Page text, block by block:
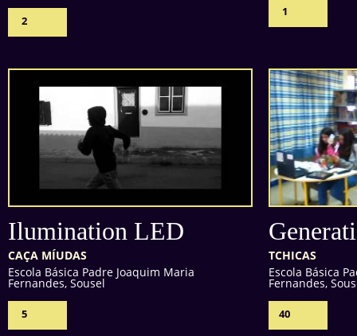
2
1
Ilumination LED
CAÇA MÍUDAS
Escola Básica Padre Joaquim Maria
Fernandes, Sousel
5
TCHICAS
Escola Básica
Fernandes,
40